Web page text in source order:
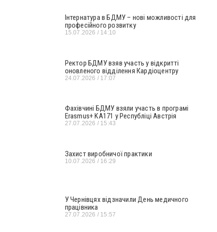
Інтернатура в БДМУ – нові можливості для
професійного розвитку
15.07.2026 14:10
Ректор БДМУ взяв участь у відкритті
оновленого відділення Кардіоцентру
24.07.2026 17:07
Фахівчині БДМУ взяли участь в програмі
Erasmus+ KA171 у Республіці Австрія
27.07.2026 15:43
Захист виробничої практики
10.07.2026 16:29
У Чернівцях відзначили День медичного
працівника
27.07.2026 15:57